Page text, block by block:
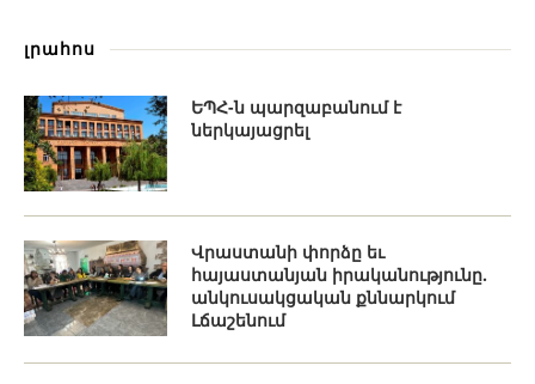
լրահոս
ԵՊՀ-ն պարզաբանում է
ներկայացրել
Վրաստանի փորձը եւ
հայաստանյան իրականությունը.
անկուսակցական քննարկում
Լճաշենում